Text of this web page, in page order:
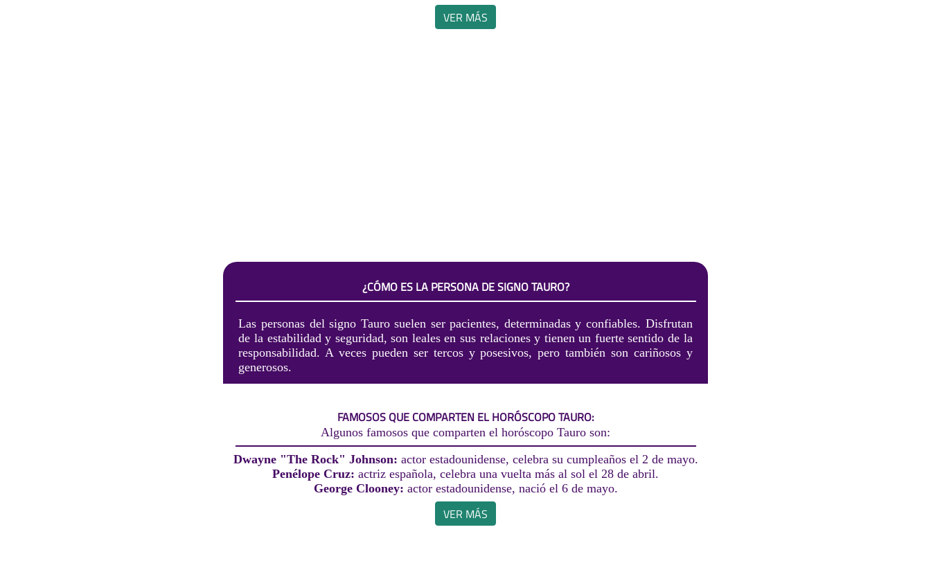
VER MÁS
¿CÓMO ES LA PERSONA DE SIGNO TAURO?
Las personas del signo Tauro suelen ser pacientes, determinadas y confiables. Disfrutan
de la estabilidad y seguridad, son leales en sus relaciones y tienen un fuerte sentido de la
responsabilidad. A veces pueden ser tercos y posesivos, pero también son cariñosos y
generosos.
FAMOSOS QUE COMPARTEN EL HORÓSCOPO TAURO:
Algunos famosos que comparten el horóscopo Tauro son:
Dwayne "The Rock" Johnson: actor estadounidense, celebra su cumpleaños el 2 de mayo.
Penélope Cruz: actriz española, celebra una vuelta más al sol el 28 de abril.
George Clooney: actor estadounidense, nació el 6 de mayo.
VER MÁS